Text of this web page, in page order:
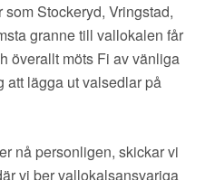
Stockeryd, Vringstad,
granne till vallokalen får
överallt möts Fi av vänliga
att lägga ut valsedlar på
nå personligen, skickar vi
vi ber vallokalsansvariga